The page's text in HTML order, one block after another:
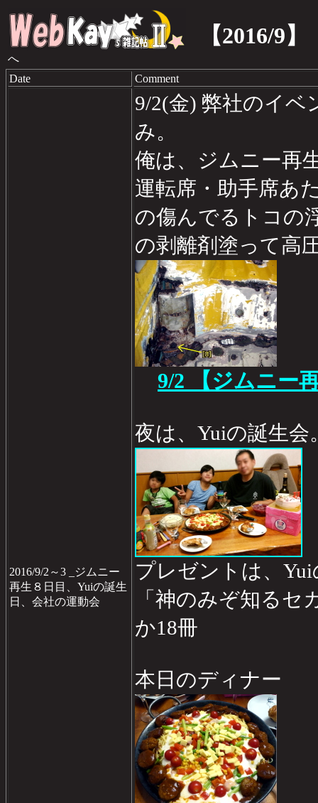
【2016/9】
へ
Date
Comment
2016/9/2～3 _ジムニー
再生８日目、Yuiの誕生
日、会社の運動会
9/2(金) 弊社のイベ
み。
俺は、ジムニー再
運転席・助手席あ
の傷んでるトコの
の剥離剤塗って高
9/2 【ジムニー
夜は、Yuiの誕生会
プレゼントは、
「神のみぞ知るセ
か18冊
本日のディナー